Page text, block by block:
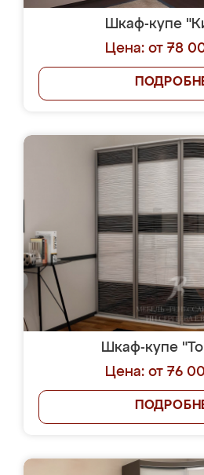
Шкаф-купе
Цена: от 78
Шкаф-купе
Цена: от 76